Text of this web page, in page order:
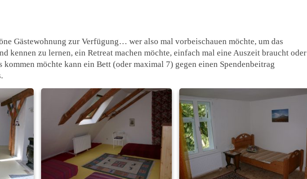
Gästewohnung zur Verfügung… wer also mal vorbeischauen möchte, um das
kennen zu lernen, ein Retreat machen möchte, einfach mal eine Auszeit braucht oder
kommen möchte kann ein Bett (oder maximal 7) gegen einen Spendenbeitrag